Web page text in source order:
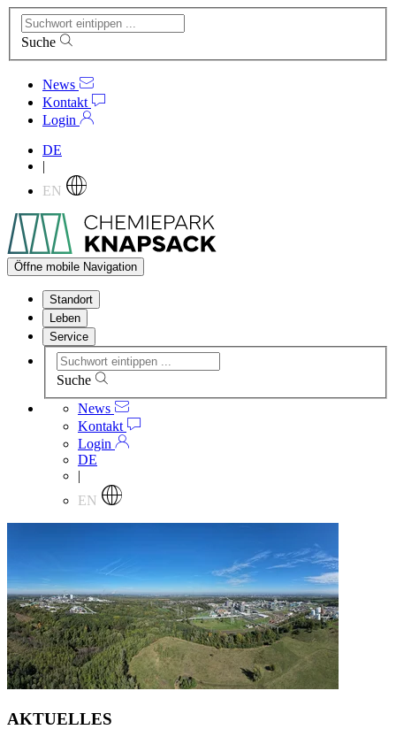
Suche
News
Kontakt
Login
DE
|
EN
Öffne mobile Navigation
Standort
Leben
Service
Suche
News
Kontakt
Login
DE
|
EN
AKTUELLES